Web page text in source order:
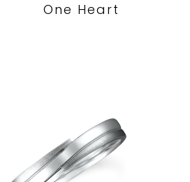
One Heart